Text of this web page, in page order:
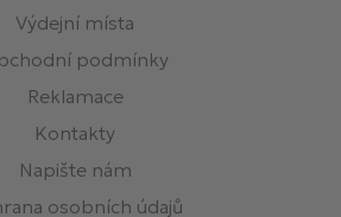
Výdejní místa
podmínky
Reklamace
Kontakty
Napište nám
osobních údajů